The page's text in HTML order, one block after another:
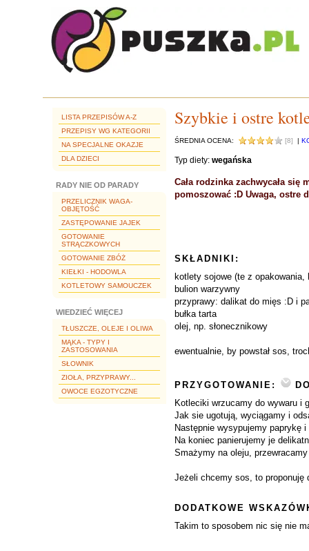
LISTA PRZEPISÓW A-Z
PRZEPISY WG KATEGORII
NA SPECJALNE OKAZJE
DLA DZIECI
RADY NIE OD PARADY
PRZELICZNIK WAGA-
OBJĘTOŚĆ
ZASTĘPOWANIE JAJEK
GOTOWANIE
STRĄCZKOWYCH
GOTOWANIE ZBÓŻ
KIEŁKI - HODOWLA
KOTLETOWY SAMOUCZEK
WIEDZIEĆ WIĘCEJ
TŁUSZCZE, OLEJE I OLIWA
MĄKA - TYPY I
ZASTOSOWANIA
SŁOWNIK
ZIOŁA, PRZYPRAWY...
OWOCE EGZOTYCZNE
Szybkie i ostre
ŚREDNIA OCENA: [8] |
Typ diety: wegańska
Cała rodzinka zachwycała
pomoszować :D Uwaga, ostre
SKŁADNIKI:
kotlety sojowe (te z
bulion warzywny
przyprawy: dalikat do mięs :D i
bułka tarta
olej, np. słonecznikowy
ewentualnie, by powstał sos,
PRZYGOTOWANIE:
Kotleciki wrzucamy do wywaru i
Jak sie ugotują, wyciągamy i
Następnie wysypujemy paprykę
Na koniec panierujemy je
Smażymy na oleju,
Jeżeli chcemy sos, to proponuję
DODATKOWE
Takim to sposobem nic się nie